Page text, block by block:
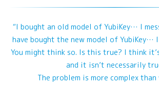
“I bought an old model of YubiKey… I
have bought the new model of YubiKey… I
You might think so. Is this true? I think
and it isn’t necessarily
The problem is more complex than